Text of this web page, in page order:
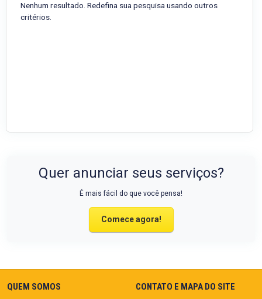
Nenhum resultado. Redefina sua pesquisa usando outros
critérios.
Quer anunciar seus serviços?
É mais fácil do que você pensa!
Comece agora!
QUEM SOMOS CONTATO E MAPA DO SITE